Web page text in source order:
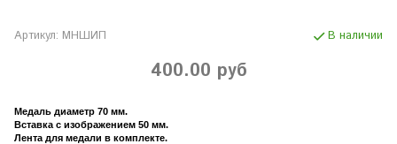
Артикул: МНШИП В наличии
400.00 руб
Медаль диаметр 70 мм.
Вставка с изображением 50 мм.
Лента для медали в комплекте.